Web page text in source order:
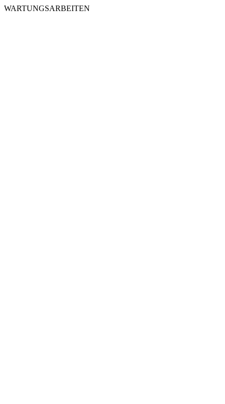
WARTUNGSARBEITEN